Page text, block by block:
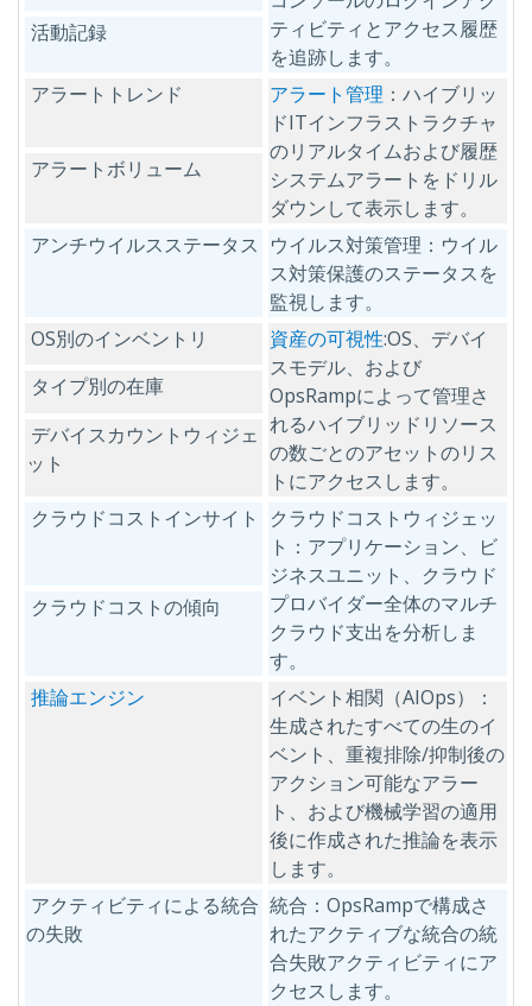
ティビティとアクセス履歴
を追跡します。
活動記録
アラートトレンド アラート管理 ：ハイブリッ
ドITインフラストラクチャ
のリアルタイムおよび履歴
システムアラートをドリル
ダウンして表示します。
アラートボリューム
アンチウイルスステータス ウイルス対策管理：ウイル
ス対策保護のステータスを
監視します。
OS別のインベントリ
資産の可視性:OS、デバイ
スモデル、および
OpsRampによって管理さ
れるハイブリッドリソース
の数ごとのアセットのリス
トにアクセスします。
タイプ別の在庫
デバイスカウントウィジェ
ット
クラウドコストインサイト
クラウドコストウィジェッ
ト：アプリケーション、ビ
ジネスユニット、クラウド
プロバイダー全体のマルチ
クラウド支出を分析しま
す。
クラウドコストの傾向
推論エンジン
イベント相関（AIOps）：
生成されたすべての生のイ
ベント、重複排除/抑制後の
アクション可能なアラー
ト、および機械学習の適用
後に作成された推論を表示
します。
アクティビティによる統合
の失敗
統合：OpsRampで構成さ
れたアクティブな統合の統
合失敗アクティビティにア
クセスします。